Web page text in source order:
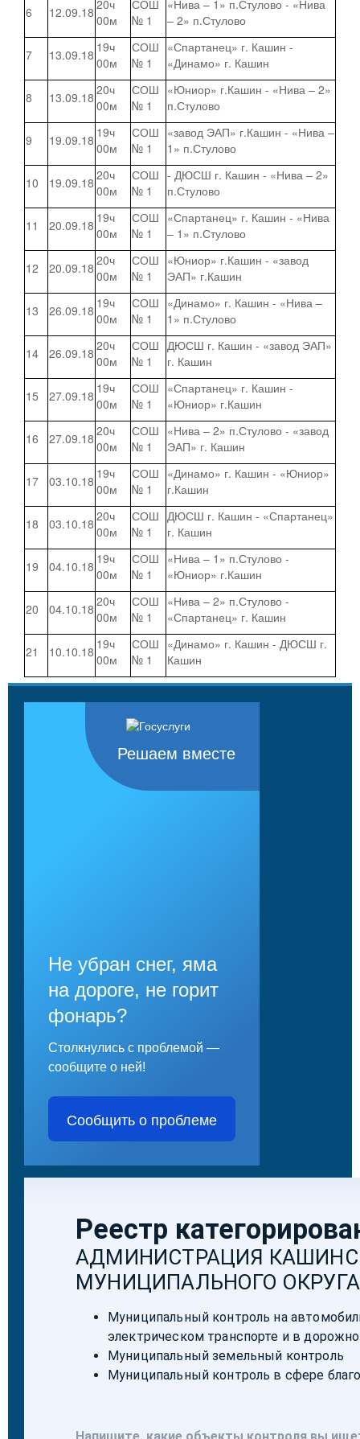
6 12.09.18 20ч
00м
СОШ
№ 1
«Нива – 1» п.Стулово - «Нива
– 2» п.Стулово
7 13.09.18 19ч
00м
СОШ
№ 1
«Спартанец» г. Кашин -
«Динамо» г. Кашин
8 13.09.18 20ч
00м
СОШ
№ 1
«Юниор» г.Кашин - «Нива – 2»
п.Стулово
9 19.09.18 19ч
00м
СОШ
№ 1
«завод ЭАП» г.Кашин - «Нива –
1» п.Стулово
10 19.09.18 20ч
00м
СОШ
№ 1
- ДЮСШ г. Кашин - «Нива – 2»
п.Стулово
11 20.09.18 19ч
00м
СОШ
№ 1
«Спартанец» г. Кашин - «Нива
– 1» п.Стулово
12 20.09.18 20ч
00м
СОШ
№ 1
«Юниор» г.Кашин - «завод
ЭАП» г.Кашин
13 26.09.18 19ч
00м
СОШ
№ 1
«Динамо» г. Кашин - «Нива –
1» п.Стулово
14 26.09.18 20ч
00м
СОШ
№ 1
ДЮСШ г. Кашин - «завод ЭАП»
г. Кашин
15 27.09.18 19ч
00м
СОШ
№ 1
«Спартанец» г. Кашин -
«Юниор» г.Кашин
16 27.09.18 20ч
00м
СОШ
№ 1
«Нива – 2» п.Стулово - «завод
ЭАП» г. Кашин
17 03.10.18 19ч
00м
СОШ
№ 1
«Динамо» г. Кашин - «Юниор»
г.Кашин
18 03.10.18 20ч
00м
СОШ
№ 1
ДЮСШ г. Кашин - «Спартанец»
г. Кашин
19 04.10.18 19ч
00м
СОШ
№ 1
«Нива – 1» п.Стулово -
«Юниор» г.Кашин
20 04.10.18 20ч
00м
СОШ
№ 1
«Нива – 2» п.Стулово -
«Спартанец» г. Кашин
21 10.10.18 19ч
00м
СОШ
№ 1
«Динамо» г. Кашин - ДЮСШ г.
Кашин
Решаем вместе
Не убран снег, яма
на дороге, не горит
фонарь?
Столкнулись с проблемой —
сообщите о ней!
Сообщить о проблеме